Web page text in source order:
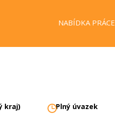
NABÍDKA PRÁCE
kraj) Plný úvazek